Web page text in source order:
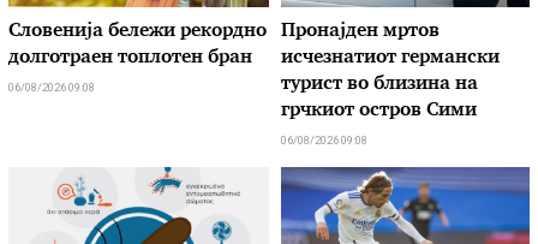
Словенија бележи рекордно
долготраен топлотен бран
06/08/2026 09:08
Пронајден мртов
исчезнатиот германски
турист во близина на
грчкиот остров Сими
06/08/2026 09:08